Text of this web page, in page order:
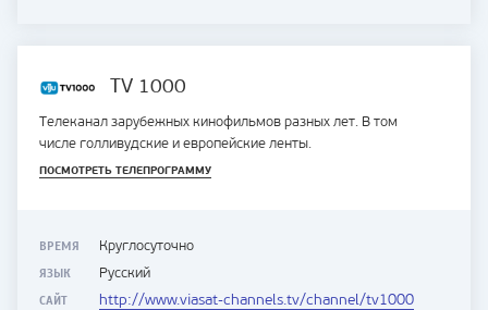
TV 1000
Телеканал зарубежных кинофильмов разных лет. В том
числе голливудские и европейские ленты.
ПОСМОТРЕТЬ ТЕЛЕПРОГРАММУ
ВРЕМЯ Круглосуточно
ЯЗЫК Русский
САЙТ http://www.viasat-channels.tv/channel/tv1000